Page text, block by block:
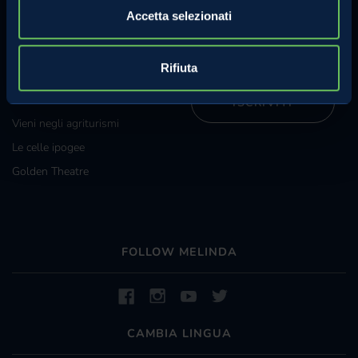
Accetta selezionati
Rifiuta
Diventa specialista Melinda
Vieni negli agriturismi
Le celle ipogee
Golden Theatre
riceverai regolarmente
Melinda.
ISCRIVITI
FOLLOW MELINDA
CAMBIA LINGUA